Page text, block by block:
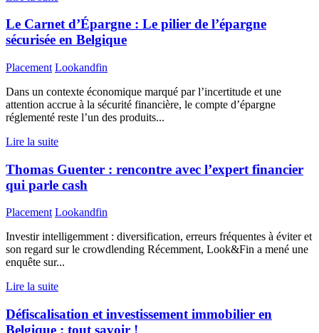
Le Carnet d’Épargne : Le pilier de l’épargne
sécurisée en Belgique
Placement Lookandfin
Dans un contexte économique marqué par l’incertitude et une
attention accrue à la sécurité financière, le compte d’épargne
réglementé reste l’un des produits...
Lire la suite
Thomas Guenter : rencontre avec l’expert financier
qui parle cash
Placement Lookandfin
Investir intelligemment : diversification, erreurs fréquentes à éviter et
son regard sur le crowdlending Récemment, Look&Fin a mené une
enquête sur...
Lire la suite
Défiscalisation et investissement immobilier en
Belgique : tout savoir !